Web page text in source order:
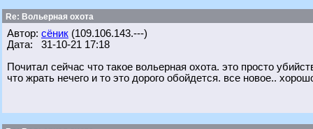
Re: Вольерная охота
Автор: сёник (109.106.143.---)
Дата: 31-10-21 17:18
Почитал сейчас что такое вольерная охота. это просто
что жрать нечего и то это дорого обойдется. все новое..